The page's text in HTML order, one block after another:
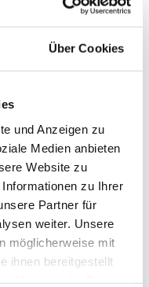
Über Cookies
und Anzeigen zu
Medien anbieten
Website zu
zu Ihrer
Partner für
weiter. Unsere
möglicherweise mit
ihnen bereitgestellt
Wahl bis
des
des